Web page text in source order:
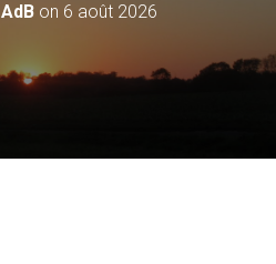
AdBon 6 août 2026